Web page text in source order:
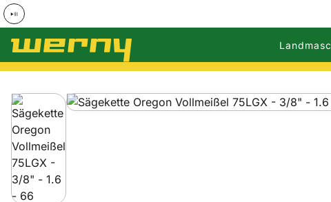
Zum Hauptinhalt springen
Produktgalerie
Zur Kaufbox springen